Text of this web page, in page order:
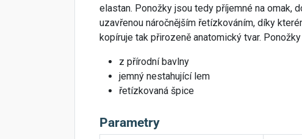
elastan. Ponožky jsou tedy příjemné na omak,
uzavřenou náročnějším řetízkováním, díky
kopíruje tak přirozeně anatomický tvar.
z přírodní bavlny
jemný nestahující lem
řetízkovaná špice
Parametry